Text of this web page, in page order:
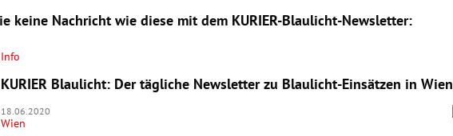
keine Nachricht wie diese mit dem KURIER-Blaulicht-Newsletter:
Info
KURIER Blaulicht: Der tägliche Newsletter zu Blaulicht-Einsätzen in Wien
18.06.2020
Wien